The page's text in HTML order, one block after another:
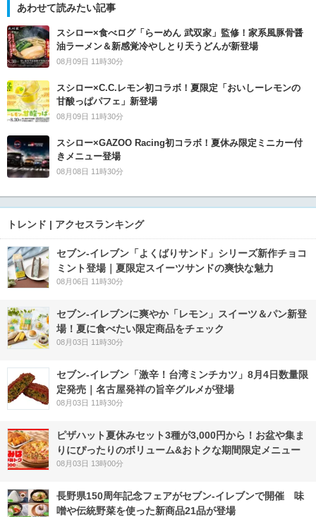
あわせて読みたい記事
スシロー×食べログ「らーめん 武双家」監修！家系風豚骨醤
油ラーメン＆新感覚冷やしとり天うどんが新登場
08月09日 11時30分
スシロー×C.C.レモン初コラボ！夏限定「おいしーレモンの
甘酸っぱパフェ」新登場
08月09日 11時30分
スシロー×GAZOO Racing初コラボ！夏休み限定ミニカー付
きメニュー登場
08月08日 11時30分
トレンド | アクセスランキング
セブン‐イレブン「よくばりサンド」シリーズ新作チョコ
ミント登場｜夏限定スイーツサンドの爽快な魅力
08月06日 11時30分
セブン‐イレブンに爽やか「レモン」スイーツ＆パン新登
場！夏に食べたい限定商品をチェック
08月03日 11時30分
セブン-イレブン「激辛！台湾ミンチカツ」8月4日数量限
定発売｜名古屋発祥の旨辛グルメが登場
08月03日 11時30分
ピザハット夏休みセット3種が3,000円から！お盆や集ま
りにぴったりのボリューム&おトクな期間限定メニュー
08月03日 13時00分
長野県150周年記念フェアがセブン-イレブンで開催 味
噌や伝統野菜を使った新商品21品が登場